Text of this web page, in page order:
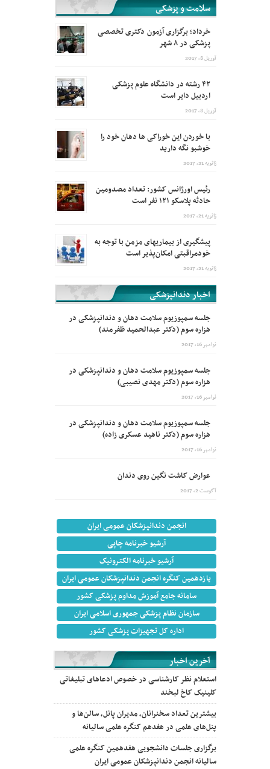
سلامت و پزشکی
خرداد؛ برگزاری آزمون دکتری تخصصی
پزشکی در ۸ شهر
آوریل 8, 2017
۴۲ رشته در دانشگاه علوم پزشکی
اردبیل دایر است
آوریل 8, 2017
با خوردن این خوراکی ها دهان خود را
خوشبو نگه دارید
ژانویه 21, 2017
رئیس اورژانس کشور: تعداد مصدومین
حادثه پلاسکو ۱۲۱ نفر است
ژانویه 21, 2017
پیشگیری از بیماریهای مزمن با توجه به
خودمراقبتی امکان‌پذیر است
ژانویه 21, 2017
اخبار دندانپزشکی
جلسه سمپوزیوم سلامت دهان و دندانپزشکی در
هزاره سوم (دکتر عبدالحمید ظفرمند)
نوامبر 16, 2017
جلسه سمپوزیوم سلامت دهان و دندانپزشکی در
هزاره سوم (دکتر مهدی نصیبی)
نوامبر 16, 2017
جلسه سمپوزیوم سلامت دهان و دندانپزشکی در
هزاره سوم (دکتر ناهید عسکری زاده)
نوامبر 16, 2017
عوارض کاشت نگین روی دندان
آگوست 2, 2017
انجمن دندانپزشکان عمومی ایران
آرشیو خبرنامه چاپی
آرشیو خبرنامه الکترونیک
یازدهمین کنگره انجمن دندانپزشکان عمومی ایران
سامانه جامع آموزش مداوم پزشکی کشور
سازمان نظام پزشکی جمهوری اسلامی ایران
اداره کل تجهیزات پزشکی کشور
آخرین اخبار
استعلام نظر کارشناسی در خصوص ادعاهای تبلیغاتی
کلینیک کاخ لبخند
بیشترین تعداد سخنرانان، مدیران پانل، سالن‌ها و
پنل‌های علمی در هفدهم کنگره علمی سالیانه
برگزاری جلسات دانشجویی هفدهمین کنگره علمی
سالیانه انجمن دندانپزشکان عمومی ایران